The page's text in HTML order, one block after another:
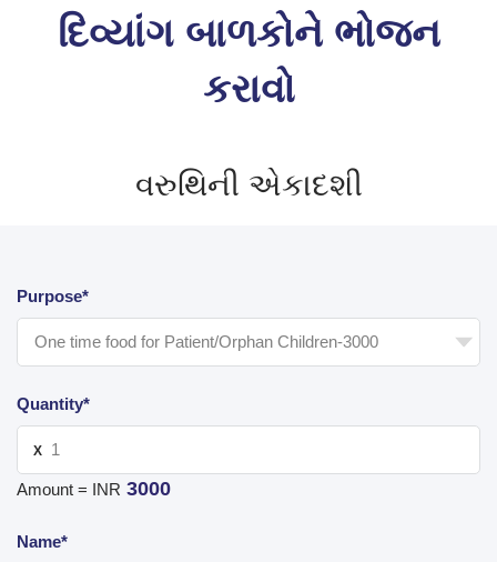
દિવ્યાંગ બાળકોને ભોજન
કરાવો
વરુથિની એકાદશી
Purpose*
Quantity*
X
Amount = INR 3000
Name*